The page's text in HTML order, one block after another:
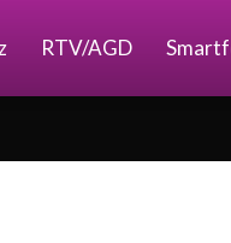
RTV/AGD